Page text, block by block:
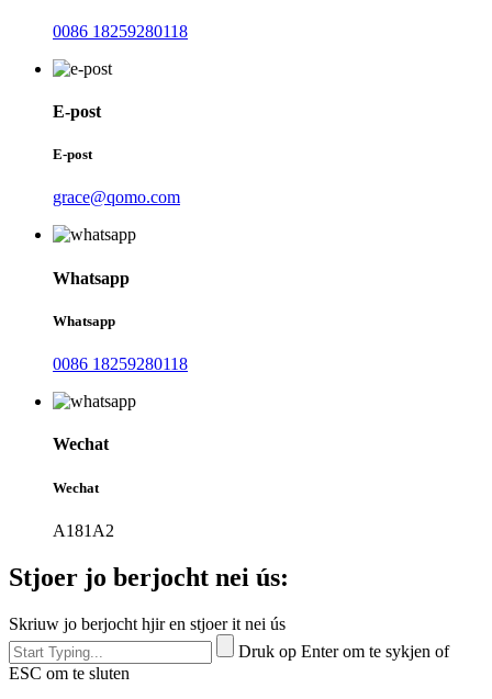
0086 18259280118
E-post
E-post
grace@qomo.com
Whatsapp
Whatsapp
0086 18259280118
Wechat
Wechat
A181A2
Stjoer jo berjocht nei ús:
Skriuw jo berjocht hjir en stjoer it nei ús
Druk op Enter om te sykjen of
ESC om te sluten